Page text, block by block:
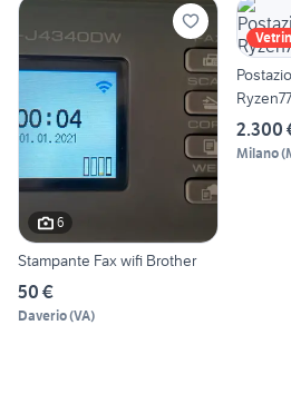
6
Stampante Fax wifi Brother
50 €
Daverio(VA)
2.300
Milano(